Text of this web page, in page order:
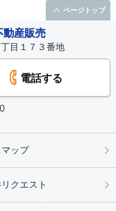
動産販売
目１７３番地
電話する
ップ
クエスト
ページトップ